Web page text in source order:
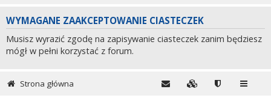
WYMAGANE ZAAKCEPTOWANIE CIASTECZEK
Musisz wyrazić zgodę na zapisywanie ciasteczek zanim będziesz
mógł w pełni korzystać z forum.
Strona główna